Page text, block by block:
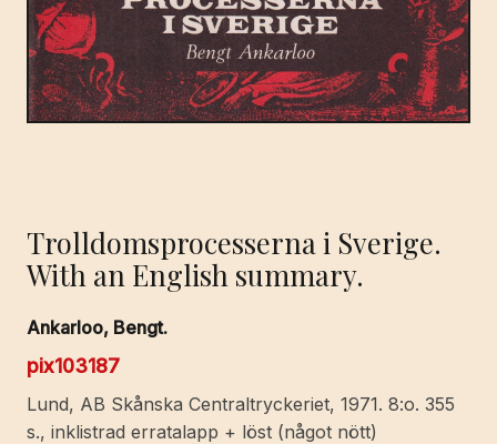
Trolldomsprocesserna i Sverige.
With an English summary.
Ankarloo, Bengt.
pix103187
Lund, AB Skånska Centraltryckeriet, 1971. 8:o. 355
s., inklistrad erratalapp + löst (något nött)